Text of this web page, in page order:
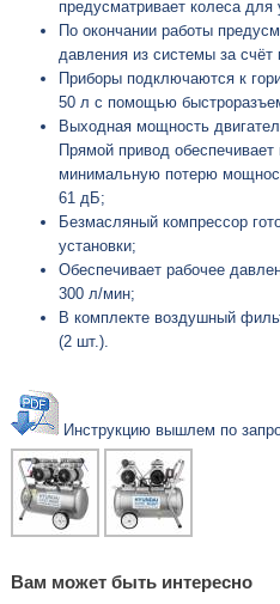
предусматривает колеса для
По окончании работы
давления из системы за счёт
Приборы подключаются к
50 л с помощью
Выходная мощность
Прямой привод обеспечивает
минимальную потерю
61 дБ;
Безмасляный компрессор
установки;
Обеспечивает рабочее
300 л/мин;
В комплекте воздушный
(2 шт.).
Инструкцию вышлем по
Вам может быть интересно